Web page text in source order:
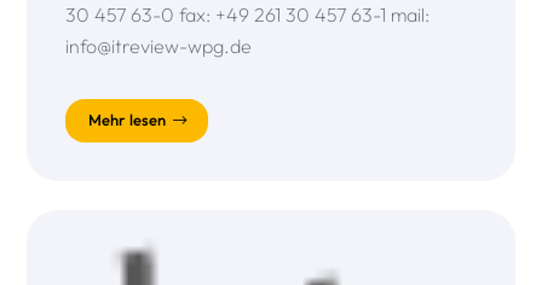
30 457 63-0 fax: +49 261 30 457 63-1 mail:
info@itreview-wpg.de
Mehr lesen